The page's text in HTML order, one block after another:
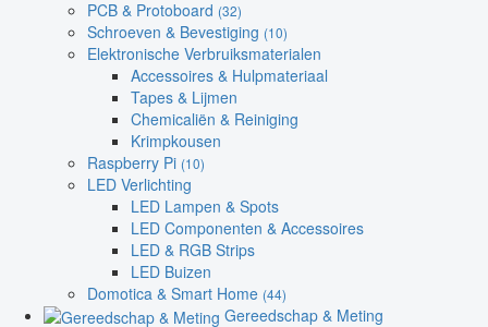
PCB & Protoboard (32)
Schroeven & Bevestiging (10)
Elektronische Verbruiksmaterialen
Accessoires & Hulpmateriaal
Tapes & Lijmen
Chemicaliën & Reiniging
Krimpkousen
Raspberry Pi (10)
LED Verlichting
LED Lampen & Spots
LED Componenten & Accessoires
LED & RGB Strips
LED Buizen
Domotica & Smart Home (44)
Gereedschap & Meting